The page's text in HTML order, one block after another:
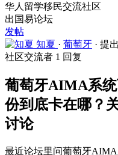
华人留学移民交流社区
出国易论坛
发帖
知夏 · 葡萄牙 · 提
社区交流者 1 回复
葡萄牙AIMA系
份到底卡在哪？
讨论
最近论坛里问葡萄牙